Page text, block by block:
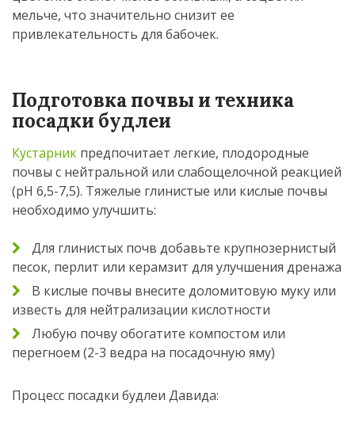
мельче, что значительно снизит ее
привлекательность для бабочек.
Подготовка почвы и техника
посадки будлеи
Кустарник предпочитает легкие, плодородные
почвы с нейтральной или слабощелочной реакцией
(pH 6,5-7,5). Тяжелые глинистые или кислые почвы
необходимо улучшить:
Для глинистых почв добавьте крупнозернистый
песок, перлит или керамзит для улучшения дренажа
В кислые почвы внесите доломитовую муку или
известь для нейтрализации кислотности
Любую почву обогатите компостом или
перегноем (2-3 ведра на посадочную яму)
Процесс посадки будлеи Давида: